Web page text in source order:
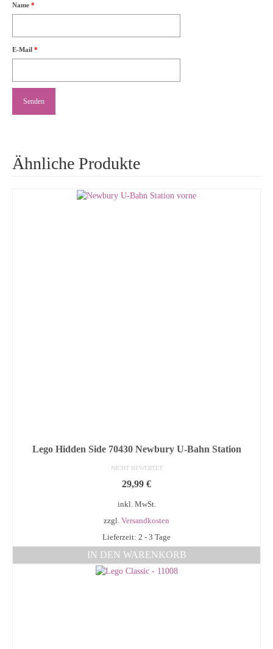
Name *
E-Mail *
Ähnliche Produkte
Lego Hidden Side 70430 Newbury U-Bahn Station
NICHT BEWERTET
29,99 €
inkl. MwSt.
zzgl. Versandkosten
Lieferzeit: 2 - 3 Tage
IN DEN WARENKORB